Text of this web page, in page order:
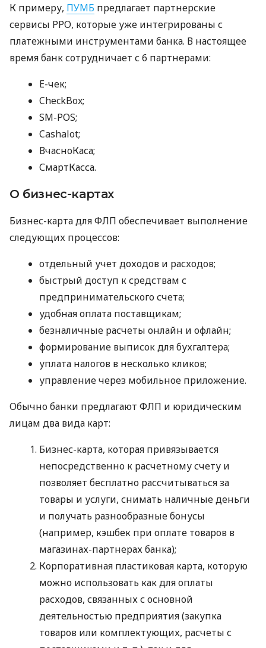
К примеру, ПУМБ предлагает партнерские
сервисы РРО, которые уже интегрированы с
платежными инструментами банка. В настоящее
время банк сотрудничает с 6 партнерами:
E-чек;
CheckBox;
SM-POS;
Cashalot;
ВчасноКаса;
СмартКасса.
О бизнес-картах
Бизнес-карта для ФЛП обеспечивает выполнение
следующих процессов:
отдельный учет доходов и расходов;
быстрый доступ к средствам с
предпринимательского счета;
удобная оплата поставщикам;
безналичные расчеты онлайн и офлайн;
формирование выписок для бухгалтера;
уплата налогов в несколько кликов;
управление через мобильное приложение.
Обычно банки предлагают ФЛП и юридическим
лицам два вида карт:
Бизнес-карта, которая привязывается
непосредственно к расчетному счету и
позволяет бесплатно рассчитываться за
товары и услуги, снимать наличные деньги
и получать разнообразные бонусы
(например, кэшбек при оплате товаров в
магазинах-партнерах банка);
Корпоративная пластиковая карта, которую
можно использовать как для оплаты
расходов, связанных с основной
деятельностью предприятия (закупка
товаров или комплектующих, расчеты с